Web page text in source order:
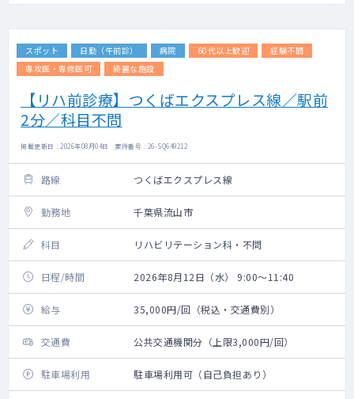
スポット 日勤（午前診） 病院 60代以上歓迎
経験不問
専攻医・専修医可
綺麗な施設
【リハ前診療】つくばエクスプレス線／駅前
2分／科目不問
掲載更新日 : 2026年08月04日 案件番号 : 26-SQ649212
路線 つくばエクスプレス線
勤務地 千葉県流山市
科目 リハビリテーション科・不問
日程/時間 2026年8月12日（水） 9:00～11:40
給与 35,000円/回（税込・交通費別）
交通費 公共交通機関分（上限3,000円/回）
駐車場利用 駐車場利用可（自己負担あり）